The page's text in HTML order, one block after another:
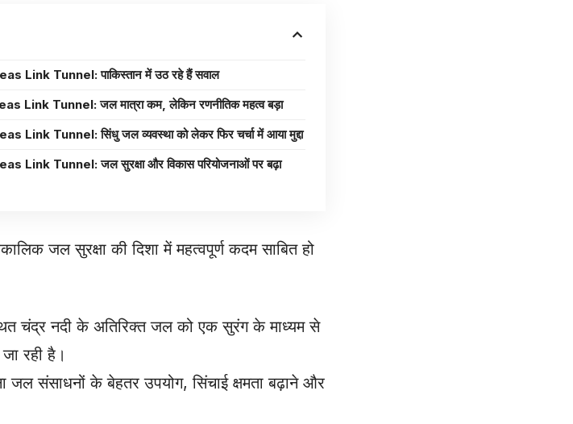
Link Tunnel: पाकिस्तान में उठ रहे हैं सवाल
Link Tunnel: जल मात्रा कम, लेकिन रणनीतिक महत्व बड़ा
Link Tunnel: सिंधु जल व्यवस्था को लेकर फिर चर्चा में आया मुद्दा
Link Tunnel: जल सुरक्षा और विकास परियोजनाओं पर बढ़ा
जल सुरक्षा की दिशा में महत्वपूर्ण कदम साबित हो
चंद्र नदी के अतिरिक्त जल को एक सुरंग के माध्यम से
रही है।
जल संसाधनों के बेहतर उपयोग, सिंचाई क्षमता बढ़ाने और